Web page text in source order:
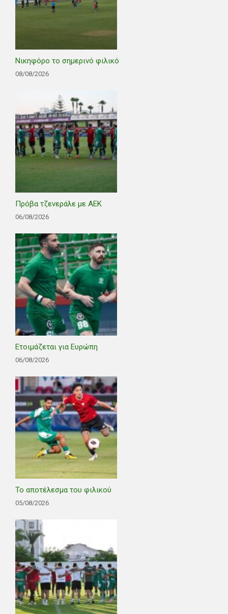
Νικηφόρο το σημερινό φιλικό
08/08/2026
Πρόβα τζενεράλε με ΑΕΚ
06/08/2026
Ετοιμάζεται για Ευρώπη
06/08/2026
Το αποτέλεσμα του φιλικού
05/08/2026